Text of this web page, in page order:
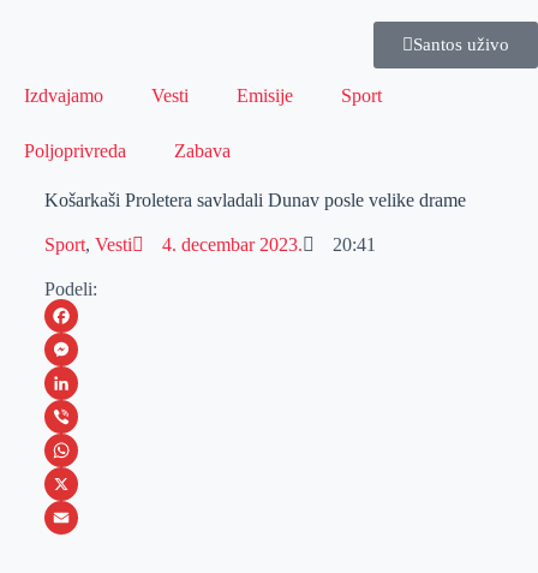
Santos uživo
Izdvajamo Vesti Emisije Sport
Poljoprivreda Zabava
Košarkaši Proletera savladali Dunav posle velike drame
Sport, Vesti 4. decembar 2023. 20:41
Podeli:
F
a
c
e
b
o
M
e
s
s
e
L
i
n
k
V
i
b
W
h
X